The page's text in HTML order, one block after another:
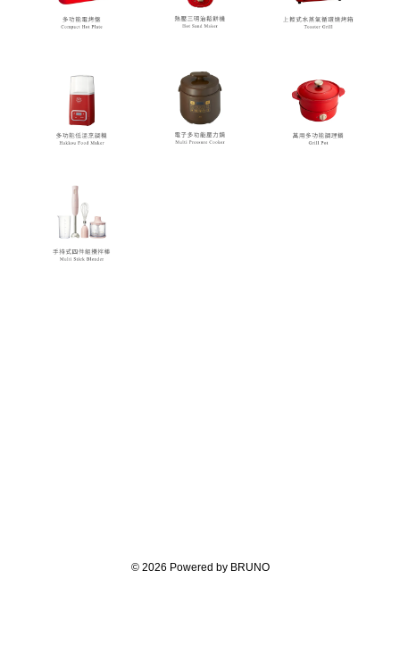
© 2026 Powered by BRUNO